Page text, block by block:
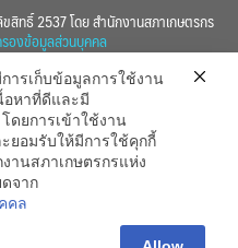
ธิ์ 2537 โดย สำนักงานสภาเกษตรกร
องข้อมูลส่วนบุคคล
ารเก็บข้อมูลการใช้งาน
อหาที่ดีและมี
ดยการเข้าใช้งาน
ยอมรับให้มีการใช้คุกกี้
านสภาเกษตรกรแห่ง
จาก
คล